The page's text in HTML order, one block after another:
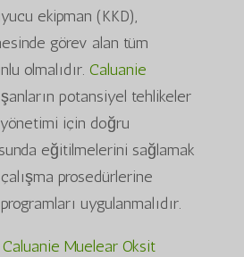
ekipman (KKD),
görev alan tüm
olmalıdır. Caluanie
potansiyel tehlikeler
için doğru
eğitilmelerini sağlamak
prosedürlerine
uygulanmalıdır.
Caluanie Muelear Oksit